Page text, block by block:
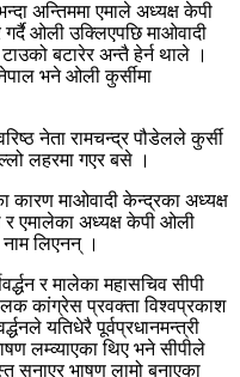
अन्तिममा एमाले अध्यक्ष केपी
ओली उक्लिएपछि माओवादी
बटारेर अन्तै हेर्न थाले ।
भने ओली कुर्सीमा
नेता रामचन्द्र पौडेलले कुर्सी
लहरमा गएर बसे ।
कारण माओवादी केन्द्रका अध्यक्ष
र एमालेका अध्यक्ष केपी ओली
लिएनन् ।
र मालेका महासचिव सीपी
कांग्रेस प्रवक्ता विश्वप्रकाश
यतिधेरै पूर्वप्रधानमन्त्री
लम्व्याएका थिए भने सीपीले
सुनाएर भाषण लामो बनाएका